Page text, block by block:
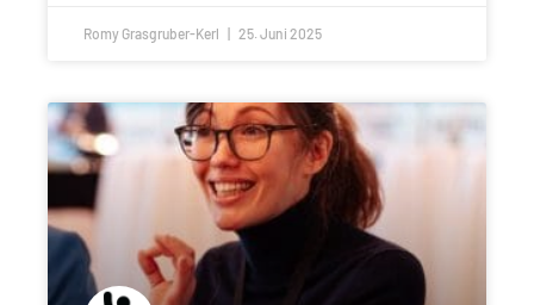
Romy Grasgruber-Kerl 25. Juni 2025